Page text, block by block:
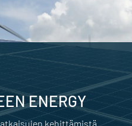
ENERGY
kehittämistä.